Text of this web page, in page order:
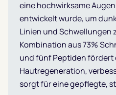
eine hochwirksame
entwickelt wurde, um
Linien und Schwellungen
Kombination aus 73%
und fünf Peptiden fördert
Hautregeneration,
sorgt für eine gepflegte,